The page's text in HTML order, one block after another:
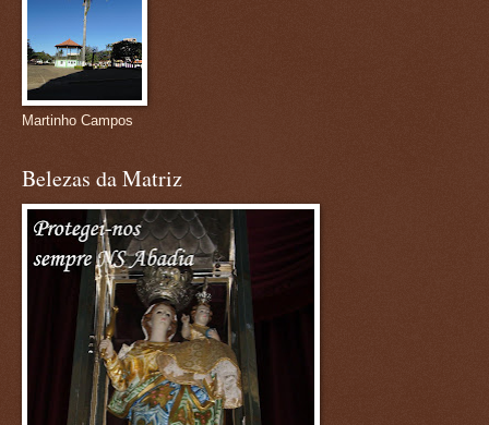
Martinho Campos
Belezas da Matriz